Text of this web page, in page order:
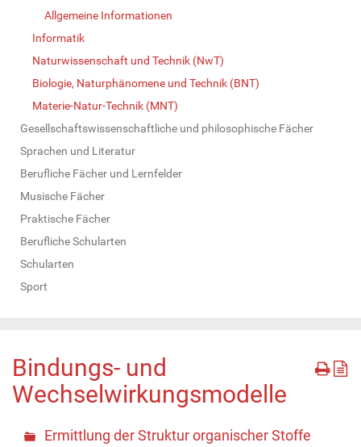
Allgemeine Informationen
Informatik
Naturwissenschaft und Technik (NwT)
Biologie, Naturphänomene und Technik (BNT)
Materie-Natur-Technik (MNT)
Gesellschaftswissenschaftliche und philosophische Fächer
Sprachen und Literatur
Berufliche Fächer und Lernfelder
Musische Fächer
Praktische Fächer
Berufliche Schularten
Schularten
Sport
Bindungs- und
Wechselwirkungsmodelle
Ermittlung der Struktur organischer Stoffe